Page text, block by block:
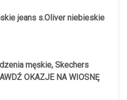
jeans s.Oliver niebieskie
męskie, Skechers
OKAZJE NA WIOSNĘ